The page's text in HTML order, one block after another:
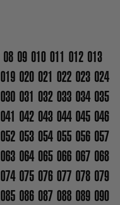
08 09 010 011 012 013
019 020 021 022 023 024
030 031 032 033 034 035
041 042 043 044 045 046
052 053 054 055 056 057
063 064 065 066 067 068
074 075 076 077 078 079
085 086 087 088 089 090